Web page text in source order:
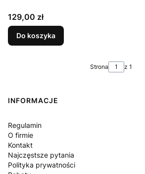
Cena
129,00 zł
Do koszyka
Strona z 1
Linki w stopce
INFORMACJE
Regulamin
O firmie
Kontakt
Najczęstsze pytania
Polityka prywatności